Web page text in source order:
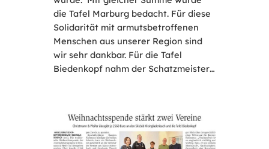
die Tafel Marburg bedacht. Für diese
Solidarität mit armutsbetroffenen
Menschen aus unserer Region sind
wir sehr dankbar. Für die Tafel
Biedenkopf nahm der Schatzmeister…